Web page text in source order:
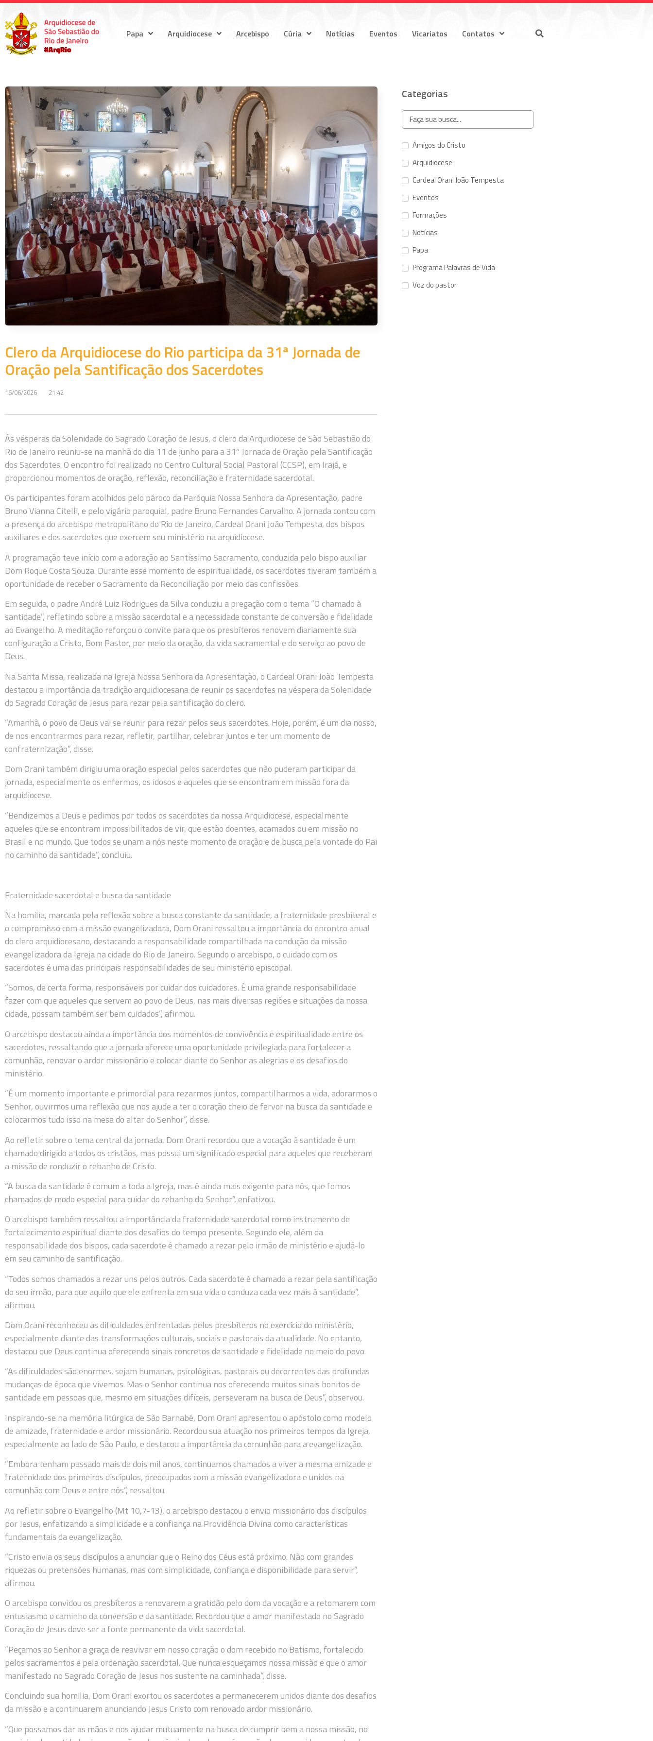
Papa Arquidiocese Arcebispo Cúria Notícias Eventos Vicariatos Contatos
Clero da Arquidiocese do Rio participa da 31ª Jornada de
Oração pela Santificação dos Sacerdotes
16/06/2026 21:42
Às vésperas da Solenidade do Sagrado Coração de Jesus, o clero da Arquidiocese de São Sebastião do
Rio de Janeiro reuniu-se na manhã do dia 11 de junho para a 31ª Jornada de Oração pela Santificação
dos Sacerdotes. O encontro foi realizado no Centro Cultural Social Pastoral (CCSP), em Irajá, e
proporcionou momentos de oração, reflexão, reconciliação e fraternidade sacerdotal.
Os participantes foram acolhidos pelo pároco da Paróquia Nossa Senhora da Apresentação, padre
Bruno Vianna Citelli, e pelo vigário paroquial, padre Bruno Fernandes Carvalho. A jornada contou com
a presença do arcebispo metropolitano do Rio de Janeiro, Cardeal Orani João Tempesta, dos bispos
auxiliares e dos sacerdotes que exercem seu ministério na arquidiocese.
A programação teve início com a adoração ao Santíssimo Sacramento, conduzida pelo bispo auxiliar
Dom Roque Costa Souza. Durante esse momento de espiritualidade, os sacerdotes tiveram também a
oportunidade de receber o Sacramento da Reconciliação por meio das confissões.
Em seguida, o padre André Luiz Rodrigues da Silva conduziu a pregação com o tema “O chamado à
santidade”, refletindo sobre a missão sacerdotal e a necessidade constante de conversão e fidelidade
ao Evangelho. A meditação reforçou o convite para que os presbíteros renovem diariamente sua
configuração a Cristo, Bom Pastor, por meio da oração, da vida sacramental e do serviço ao povo de
Deus.
Na Santa Missa, realizada na Igreja Nossa Senhora da Apresentação, o Cardeal Orani João Tempesta
destacou a importância da tradição arquidiocesana de reunir os sacerdotes na véspera da Solenidade
do Sagrado Coração de Jesus para rezar pela santificação do clero.
“Amanhã, o povo de Deus vai se reunir para rezar pelos seus sacerdotes. Hoje, porém, é um dia nosso,
de nos encontrarmos para rezar, refletir, partilhar, celebrar juntos e ter um momento de
confraternização”, disse.
Dom Orani também dirigiu uma oração especial pelos sacerdotes que não puderam participar da
jornada, especialmente os enfermos, os idosos e aqueles que se encontram em missão fora da
arquidiocese.
“Bendizemos a Deus e pedimos por todos os sacerdotes da nossa Arquidiocese, especialmente
aqueles que se encontram impossibilitados de vir, que estão doentes, acamados ou em missão no
Brasil e no mundo. Que todos se unam a nós neste momento de oração e de busca pela vontade do Pai
no caminho da santidade”, concluiu.
Fraternidade sacerdotal e busca da santidade
Na homilia, marcada pela reflexão sobre a busca constante da santidade, a fraternidade presbiteral e
o compromisso com a missão evangelizadora, Dom Orani ressaltou a importância do encontro anual
do clero arquidiocesano, destacando a responsabilidade compartilhada na condução da missão
evangelizadora da Igreja na cidade do Rio de Janeiro. Segundo o arcebispo, o cuidado com os
sacerdotes é uma das principais responsabilidades de seu ministério episcopal.
“Somos, de certa forma, responsáveis por cuidar dos cuidadores. É uma grande responsabilidade
fazer com que aqueles que servem ao povo de Deus, nas mais diversas regiões e situações da nossa
cidade, possam também ser bem cuidados”, afirmou.
O arcebispo destacou ainda a importância dos momentos de convivência e espiritualidade entre os
sacerdotes, ressaltando que a jornada oferece uma oportunidade privilegiada para fortalecer a
comunhão, renovar o ardor missionário e colocar diante do Senhor as alegrias e os desafios do
ministério.
“É um momento importante e primordial para rezarmos juntos, compartilharmos a vida, adorarmos o
Senhor, ouvirmos uma reflexão que nos ajude a ter o coração cheio de fervor na busca da santidade e
colocarmos tudo isso na mesa do altar do Senhor”, disse.
Ao refletir sobre o tema central da jornada, Dom Orani recordou que a vocação à santidade é um
chamado dirigido a todos os cristãos, mas possui um significado especial para aqueles que receberam
a missão de conduzir o rebanho de Cristo.
“A busca da santidade é comum a toda a Igreja, mas é ainda mais exigente para nós, que fomos
chamados de modo especial para cuidar do rebanho do Senhor”, enfatizou.
O arcebispo também ressaltou a importância da fraternidade sacerdotal como instrumento de
fortalecimento espiritual diante dos desafios do tempo presente. Segundo ele, além da
responsabilidade dos bispos, cada sacerdote é chamado a rezar pelo irmão de ministério e ajudá-lo
em seu caminho de santificação.
“Todos somos chamados a rezar uns pelos outros. Cada sacerdote é chamado a rezar pela santificação
do seu irmão, para que aquilo que ele enfrenta em sua vida o conduza cada vez mais à santidade”,
afirmou.
Dom Orani reconheceu as dificuldades enfrentadas pelos presbíteros no exercício do ministério,
especialmente diante das transformações culturais, sociais e pastorais da atualidade. No entanto,
destacou que Deus continua oferecendo sinais concretos de santidade e fidelidade no meio do povo.
“As dificuldades são enormes, sejam humanas, psicológicas, pastorais ou decorrentes das profundas
mudanças de época que vivemos. Mas o Senhor continua nos oferecendo muitos sinais bonitos de
santidade em pessoas que, mesmo em situações difíceis, perseveram na busca de Deus”, observou.
Inspirando-se na memória litúrgica de São Barnabé, Dom Orani apresentou o apóstolo como modelo
de amizade, fraternidade e ardor missionário. Recordou sua atuação nos primeiros tempos da Igreja,
especialmente ao lado de São Paulo, e destacou a importância da comunhão para a evangelização.
“Embora tenham passado mais de dois mil anos, continuamos chamados a viver a mesma amizade e
fraternidade dos primeiros discípulos, preocupados com a missão evangelizadora e unidos na
comunhão com Deus e entre nós”, ressaltou.
Ao refletir sobre o Evangelho (Mt 10,7-13), o arcebispo destacou o envio missionário dos discípulos
por Jesus, enfatizando a simplicidade e a confiança na Providência Divina como características
fundamentais da evangelização.
“Cristo envia os seus discípulos a anunciar que o Reino dos Céus está próximo. Não com grandes
riquezas ou pretensões humanas, mas com simplicidade, confiança e disponibilidade para servir”,
afirmou.
O arcebispo convidou os presbíteros a renovarem a gratidão pelo dom da vocação e a retomarem com
entusiasmo o caminho da conversão e da santidade. Recordou que o amor manifestado no Sagrado
Coração de Jesus deve ser a fonte permanente da vida sacerdotal.
“Peçamos ao Senhor a graça de reavivar em nosso coração o dom recebido no Batismo, fortalecido
pelos sacramentos e pela ordenação sacerdotal. Que nunca esqueçamos nossa missão e que o amor
manifestado no Sagrado Coração de Jesus nos sustente na caminhada”, disse.
Concluindo sua homilia, Dom Orani exortou os sacerdotes a permanecerem unidos diante dos desafios
da missão e a continuarem anunciando Jesus Cristo com renovado ardor missionário.
“Que possamos dar as mãos e nos ajudar mutuamente na busca de cumprir bem a nossa missão, no
Categorias
Amigos do Cristo
Arquidiocese
Cardeal Orani João Tempesta
Eventos
Formações
Notícias
Papa
Programa Palavras de Vida
Voz do pastor